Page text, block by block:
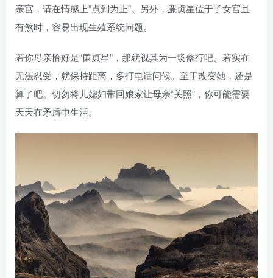
亲宫，请在情感上“点到为止”。另外，廉贞星位于子女宫且
有煞时，容易出现生殖系统问题。
若你母亲恰好是“廉贞星”，那就视其为一场修行吧。若实在
无法忍受，就保持距离，多打电话问候。至于改变她，还是
算了吧。切勿将儿媳妇带回娘家让母亲“关照”，你可能需要
天天在矛盾中生活。